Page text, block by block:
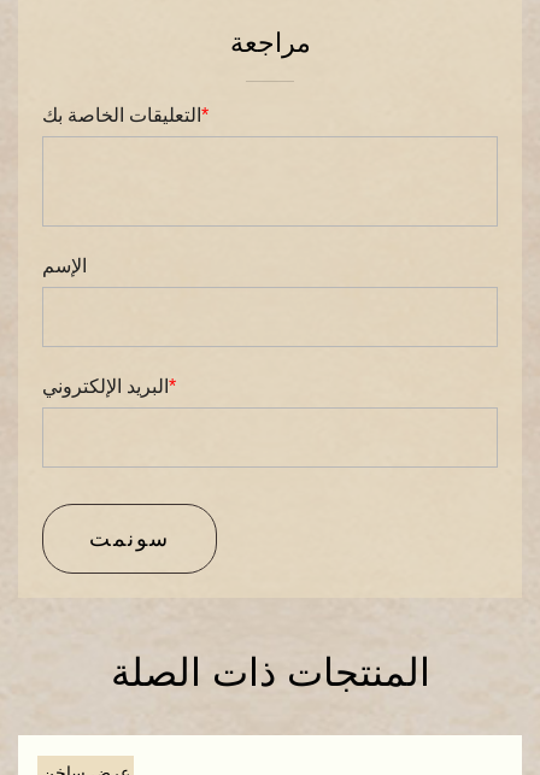
مراجعة
التعليقات الخاصة بك *
الإسم
البريد الإلكتروني *
سونمت
المنتجات ذات الصلة